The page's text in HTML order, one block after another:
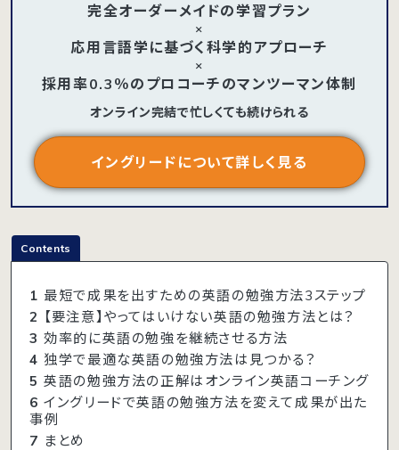
完全オーダーメイドの学習プラン
×
応用言語学に基づく科学的アプローチ
×
採用率0.3％のプロコーチのマンツーマン体制
オンライン完結で忙しくても続けられる
イングリードについて詳しく見る
Contents
1 最短で成果を出すための英語の勉強方法3ステップ
2
【要注意】やってはいけない英語の勉強方法とは？
3 効率的に英語の勉強を継続させる方法
4 独学で最適な英語の勉強方法は見つかる？
5 英語の勉強方法の正解はオンライン英語コーチング
6 イングリードで英語の勉強方法を変えて成果が出た
事例
7 まとめ